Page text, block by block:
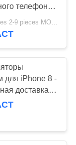
15
телефона
8 Белый
$6.80/pieces 2-9 pieces MOQ:2 шт.
для iPhone 8 -
доставка
унции